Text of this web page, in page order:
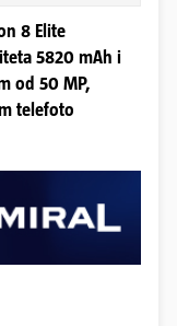
8 Elite
5820 mAh i
od 50 MP,
telefoto